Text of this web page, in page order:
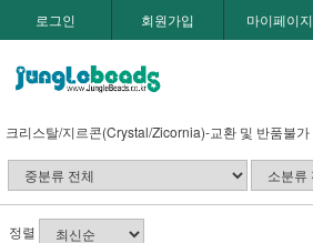
로그인 회원가입 마이페이지
크리스탈/지르콘(Crystal/Zicornia)-교환 및 반품불가
정렬